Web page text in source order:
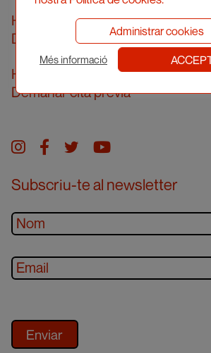
Horari d’atenció telefònica
De dilluns a divendres de 10 a 14h
Horari d’atenció presencial
Demanar cita prèvia
Instagram
facebook
twitteryoutube
Subscriu-te al newsletter
Administrar cookies
Més informació